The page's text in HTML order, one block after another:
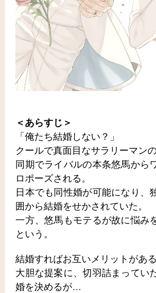
＜あらすじ＞
「俺たち結婚しない？」
クールで真面目なサラリーマン
同期でライバルの本条悠馬から
ロポーズされる。
日本でも同性婚が可能になり、
囲から結婚をせかされていた。
一方、悠馬もモテるが故に悩み
という。
結婚すればお互いメリットがある
大胆な提案に、切羽詰まってい
婚を決めるが…